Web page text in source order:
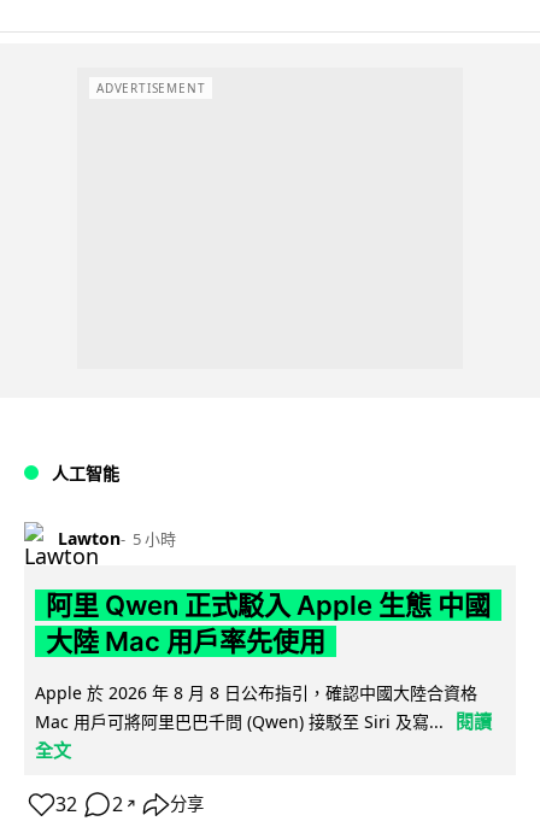
ADVERTISEMENT
人工智能
Lawton 5 小時
阿里 Qwen 正式駁入 Apple 生態 中國
大陸 Mac 用戶率先使用
Apple 於 2026 年 8 月 8 日公布指引，確認中國大陸合資格
Mac 用戶可將阿里巴巴千問 (Qwen) 接駁至 Siri 及寫...
閱讀
全文
32 2 ↗ 分享